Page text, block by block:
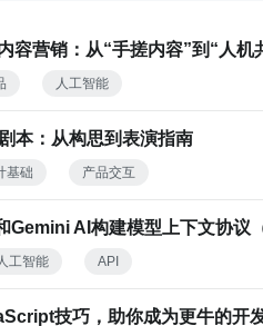
容营销：从“手搓内容”到“人机
人工智能
本：从构思到表演指南
基础 产品交互
Gemini AI构建模型上下文协议
人工智能 API
技巧，助你成为更牛的开